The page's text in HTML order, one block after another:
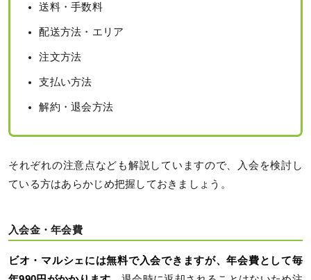
送料・手数料
配送方法・エリア
注文方法
支払い方法
解約・退会方法
それぞれの注意点なども解説していますので、入会を検討し
ている方はあらかじめ把握しておきましょう。
入会金・年会費
ビオ・マルシェには無料で入会できますが、年会費として毎